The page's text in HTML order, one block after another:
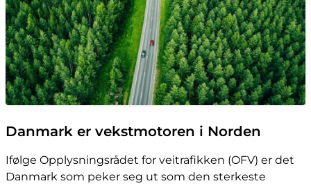
Danmark er vekstmotoren i Norden
Ifølge Opplysningsrådet for veitrafikken (OFV) er det
Danmark som peker seg ut som den sterkeste